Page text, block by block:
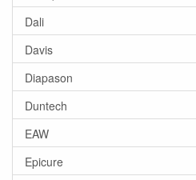
Dali
Davis
Diapason
Duntech
EAW
Epicure